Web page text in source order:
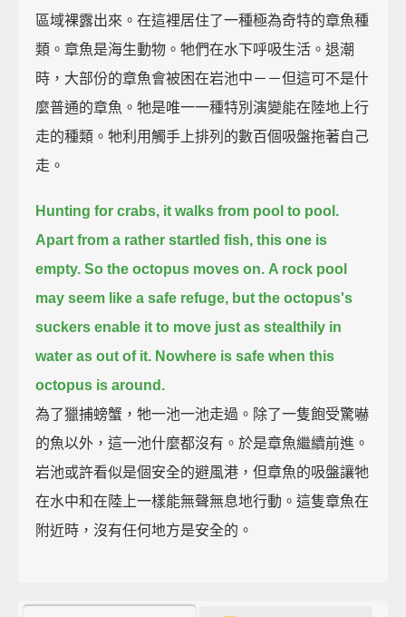
區域裸露出來。在這裡居住了一種極為奇特的章魚種
類。章魚是海生動物。牠們在水下呼吸生活。退潮
時，大部份的章魚會被困在岩池中－－但這可不是什
麼普通的章魚。牠是唯一一種特別演變能在陸地上行
走的種類。牠利用觸手上排列的數百個吸盤拖著自己
走。
Hunting for crabs, it walks from pool to pool.
Apart from a rather startled fish, this one is
empty. So the octopus moves on. A rock pool
may seem like a safe refuge, but the octopus's
suckers enable it to move just as stealthily in
water as out of it. Nowhere is safe when this
octopus is around.
為了獵捕螃蟹，牠一池一池走過。除了一隻飽受驚嚇
的魚以外，這一池什麼都沒有。於是章魚繼續前進。
岩池或許看似是個安全的避風港，但章魚的吸盤讓牠
在水中和在陸上一樣能無聲無息地行動。這隻章魚在
附近時，沒有任何地方是安全的。